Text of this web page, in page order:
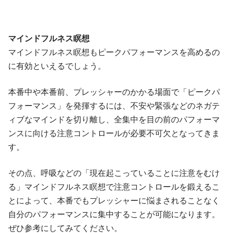
マインドフルネス瞑想
マインドフルネス瞑想もピークパフォーマンスを高めるの
に有効といえるでしょう。
本番中や本番前、プレッシャーのかかる場面で「ピークパ
フォーマンス」を発揮するには、不安や緊張などのネガテ
ィブなマインドを切り離し、全集中を目の前のパフォーマ
ンスに向ける注意コントロールが必要不可欠となってきま
す。
その点、呼吸などの「現在起こっていることに注意をむけ
る」マインドフルネス瞑想で注意コントロールを鍛えるこ
とによって、本番でもプレッシャーに悩まされることなく
自分のパフォーマンスに集中することが可能になります。
ぜひ参考にしてみてください。